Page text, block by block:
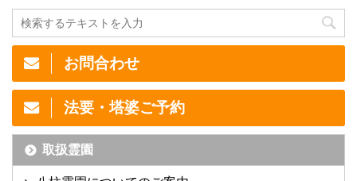
お問合わせ
法要・塔婆ご予約
取扱霊園